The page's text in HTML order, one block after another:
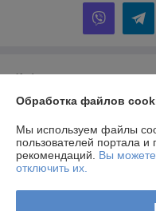
Информация для покупателя
Юридическое лицо:Частное
223141, г. Логойск, ул.
Регистрационный номер ЕГР:
Регистрационный орган:
Обработка файлов
Мы используем файлы
пользователей портала
рекомендаций. Вы
отключить их.